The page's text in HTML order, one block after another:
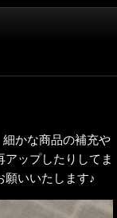
かな商品の補充や
ップしたりしてま
願いいたします♪